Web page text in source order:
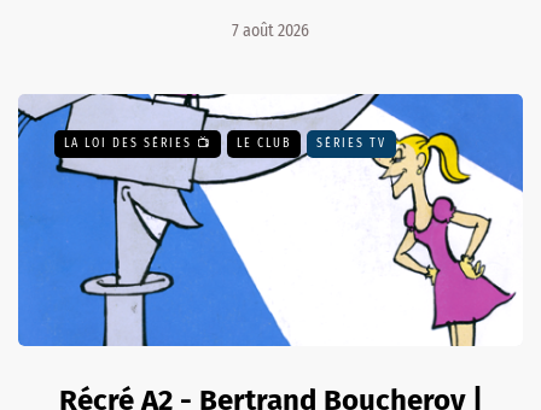
7 août 2026
LA LOI DES SÉRIES 📺 LE CLUB SÉRIES TV
Récré A2 - Bertrand Boucheroy |